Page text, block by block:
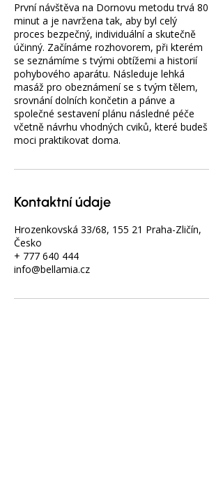
První návštěva na Dornovu metodu trvá 80
minut a je navržena tak, aby byl celý
proces bezpečný, individuální a skutečně
účinný. Začínáme rozhovorem, při kterém
se seznámíme s tvými obtížemi a historií
pohybového aparátu. Následuje lehká
masáž pro obeznámení se s tvým tělem,
srovnání dolních končetin a pánve a
společné sestavení plánu následné péče
včetně návrhu vhodných cviků, které budeš
moci praktikovat doma.
Kontaktní údaje
Hrozenkovská 33/68, 155 21 Praha-Zličín,
Česko
+ 777 640 444
info@bellamia.cz